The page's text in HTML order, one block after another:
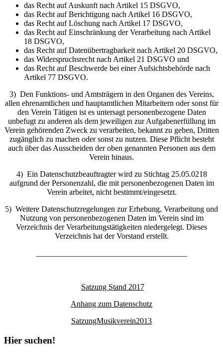
das Recht auf Auskunft nach Artikel 15 DSGVO,
das Recht auf Berichtigung nach Artikel 16 DSGVO,
das Recht auf Löschung nach Artikel 17 DSGVO,
das Recht auf Einschränkung der Verarbeitung nach Artikel
18 DSGVO,
das Recht auf Datenübertragbarkeit nach Artikel 20 DSGVO,
das Widerspruchsrecht nach Artikel 21 DSGVO und
das Recht auf Beschwerde bei einer Aufsichtsbehörde nach
Artikel 77 DSGVO.
3) Den Funktions- und Amtsträgern in den Organen des Vereins,
allen ehrenamtlichen und hauptamtlichen Mitarbeitern oder sonst für
den Verein Tätigen ist es untersagt personenbezogene Daten
unbefugt zu anderen als dem jeweiligen zur Aufgabenerfüllung im
Verein gehörenden Zweck zu verarbeiten, bekannt zu geben, Dritten
zugänglich zu machen oder sonst zu nutzen. Diese Pflicht besteht
auch über das Ausscheiden der oben genannten Personen aus dem
Verein hinaus.
4) Ein Datenschutzbeauftragter wird zu Stichtag 25.05.0218
aufgrund der Personenzahl, die mit personenbezogenen Daten im
Verein arbeitet, nicht bestimmt/eingesetzt.
5) Weitere Datenschutzregelungen zur Erhebung, Verarbeitung und
Nutzung von personenbezogenen Daten im Verein sind im
Verzeichnis der Verarbeitungstätigkeiten niedergelegt. Dieses
Verzeichnis hat der Vorstand erstellt.
Satzung Stand 2017
Anhang zum Datenschutz
SatzungMusikverein2013
Hier suchen!